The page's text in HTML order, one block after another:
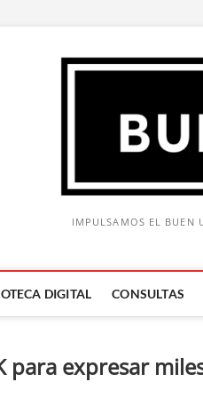
IMPULSAMOS EL BUEN
DIGITAL CONSULTAS
para expresar